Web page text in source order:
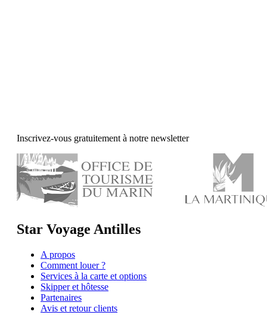
Inscrivez-vous gratuitement à notre newsletter
Star Voyage Antilles
A propos
Comment louer ?
Services à la carte et options
Skipper et hôtesse
Partenaires
Avis et retour clients